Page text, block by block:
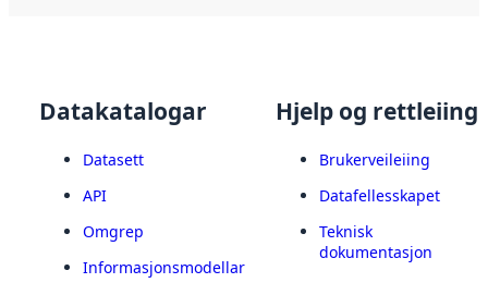
Datakatalogar
Datasett
API
Omgrep
Informasjonsmodellar
Hjelp og rettleiing
Brukerveileiing
Datafellesskapet
Teknisk
dokumentasjon